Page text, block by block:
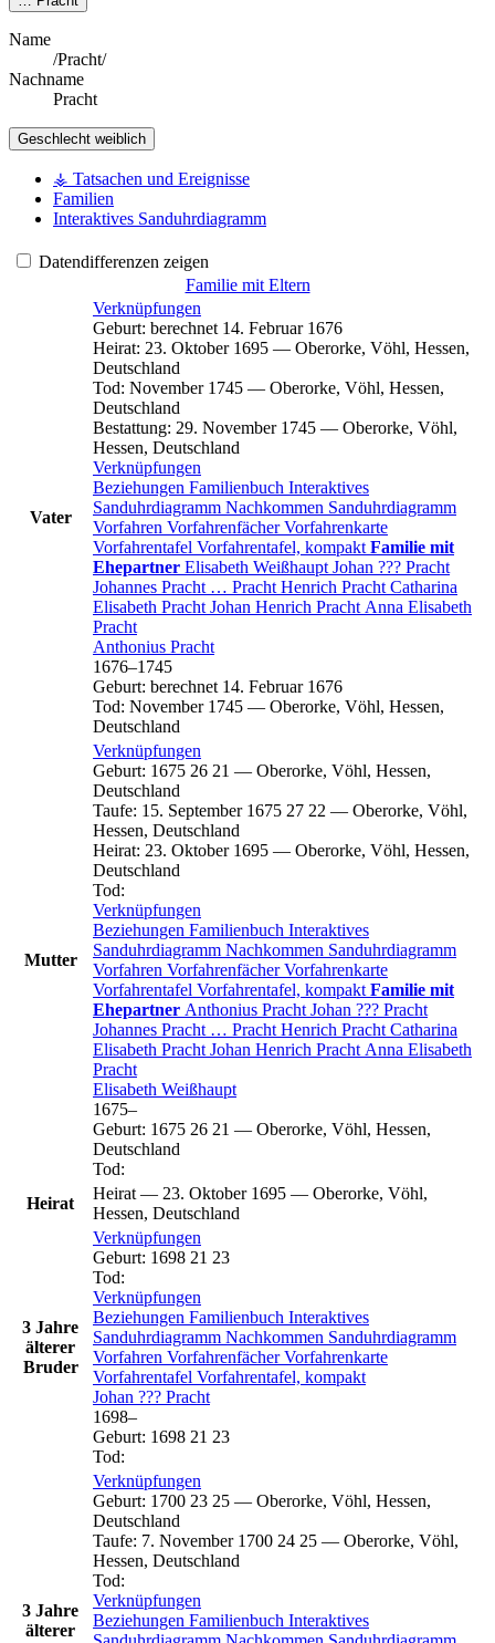
Name
/Pracht/
Nachname
Pracht
Geschlecht weiblich
⚶ Tatsachen und Ereignisse
Familien
Interaktives Sanduhrdiagramm
Datendifferenzen zeigen
Familie mit Eltern
Vater
Verknüpfungen
Geburt: berechnet 14. Februar 1676
Heirat: 23. Oktober 1695 — Oberorke, Vöhl, Hessen,
Deutschland
Tod: November 1745 — Oberorke, Vöhl, Hessen,
Deutschland
Bestattung: 29. November 1745 — Oberorke, Vöhl,
Hessen, Deutschland
Verknüpfungen
Beziehungen Familienbuch Interaktives
Sanduhrdiagramm Nachkommen Sanduhrdiagramm
Vorfahren VorfahrenfächerVorfahrenkarte
Vorfahrentafel Vorfahrentafel, kompakt Familie mit
Ehepartner Elisabeth Weißhaupt Johan ??? Pracht
Johannes Pracht … Pracht Henrich Pracht Catharina
Elisabeth Pracht Johan Henrich Pracht Anna Elisabeth
Pracht
Anthonius Pracht
1676–1745
Geburt: berechnet 14. Februar 1676
Tod: November 1745 — Oberorke, Vöhl, Hessen,
Deutschland
Mutter
Verknüpfungen
Geburt: 1675 26 21 — Oberorke, Vöhl, Hessen,
Deutschland
Taufe: 15. September 1675 27 22 — Oberorke, Vöhl,
Hessen, Deutschland
Heirat: 23. Oktober 1695 — Oberorke, Vöhl, Hessen,
Deutschland
Tod:
Verknüpfungen
Beziehungen Familienbuch Interaktives
Sanduhrdiagramm Nachkommen Sanduhrdiagramm
Vorfahren VorfahrenfächerVorfahrenkarte
Vorfahrentafel Vorfahrentafel, kompakt Familie mit
Ehepartner Anthonius Pracht Johan ??? Pracht
Johannes Pracht … Pracht Henrich Pracht Catharina
Elisabeth Pracht Johan Henrich Pracht Anna Elisabeth
Pracht
Elisabeth Weißhaupt
1675–
Geburt: 1675 26 21 — Oberorke, Vöhl, Hessen,
Deutschland
Tod:
Heirat
Heirat — 23. Oktober 1695 — Oberorke, Vöhl,
Hessen, Deutschland
3 Jahre
älterer
Bruder
Verknüpfungen
Geburt: 1698 21 23
Tod:
Verknüpfungen
Beziehungen Familienbuch Interaktives
Sanduhrdiagramm Nachkommen Sanduhrdiagramm
Vorfahren VorfahrenfächerVorfahrenkarte
Vorfahrentafel Vorfahrentafel, kompakt
Johan ??? Pracht
1698–
Geburt: 1698 21 23
Tod:
3 Jahre
älterer
Verknüpfungen
Geburt: 1700 23 25 — Oberorke, Vöhl, Hessen,
Deutschland
Taufe: 7. November 1700 24 25 — Oberorke, Vöhl,
Hessen, Deutschland
Tod:
Verknüpfungen
Beziehungen Familienbuch Interaktives